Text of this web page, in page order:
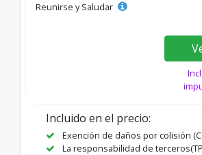
Reunirse y Saludar
Incluido en el precio:
Exención de daños por colisión
La responsabilidad de